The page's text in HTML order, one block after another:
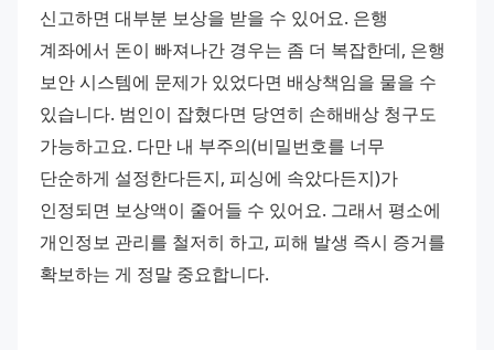
신고하면 대부분 보상을 받을 수 있어요. 은행
계좌에서 돈이 빠져나간 경우는 좀 더 복잡한데, 은행
보안 시스템에 문제가 있었다면 배상책임을 물을 수
있습니다. 범인이 잡혔다면 당연히 손해배상 청구도
가능하고요. 다만 내 부주의(비밀번호를 너무
단순하게 설정한다든지, 피싱에 속았다든지)가
인정되면 보상액이 줄어들 수 있어요. 그래서 평소에
개인정보 관리를 철저히 하고, 피해 발생 즉시 증거를
확보하는 게 정말 중요합니다.